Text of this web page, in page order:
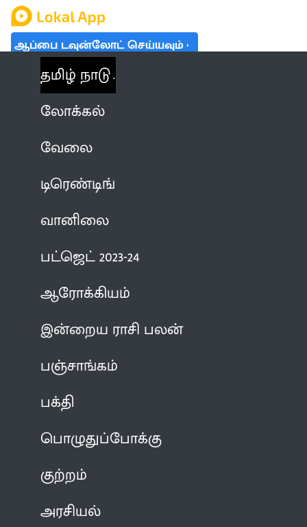
ஆப்பை டவுன்லோட் செய்யவும்
தமிழ் நாடு
லோக்கல்
வேலை
டிரெண்டிங்
வானிலை
பட்ஜெட் 2023-24
ஆரோக்கியம்
இன்றைய ராசி பலன்
பஞ்சாங்கம்
பக்தி
பொழுதுப்போக்கு
குற்றம்
அரசியல்